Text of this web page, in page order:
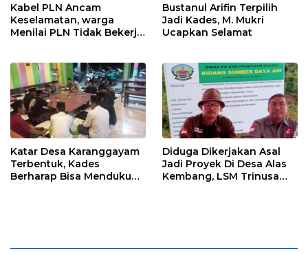
Kabel PLN Ancam
Keselamatan, warga
Menilai PLN Tidak Bekerja
Bustanul Arifin Terpilih
Jadi Kades, M. Mukri
Ucapkan Selamat
Katar Desa Karanggayam
Terbentuk, Kades
Berharap Bisa Mendukung
Diduga Dikerjakan Asal
Jadi Proyek Di Desa Alas
Kembang, LSM Trinusa